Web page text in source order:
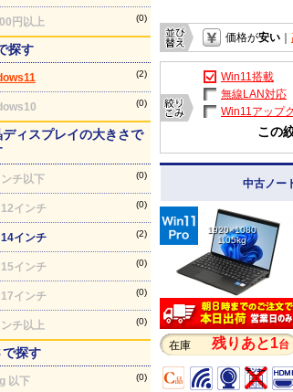
円以上 (0)
探す
(2)
(0)
ディスプレイの大きさで
チ以下 (0)
インチ (0)
インチ (2)
インチ (0)
インチ (0)
チ以上 (0)
で探す
以下 (0)
価格が安い
Win11搭載
無線LAN対応
Win11アップ
この
中古ノー
1920×1080
1.05kg
在庫 残りあと1台